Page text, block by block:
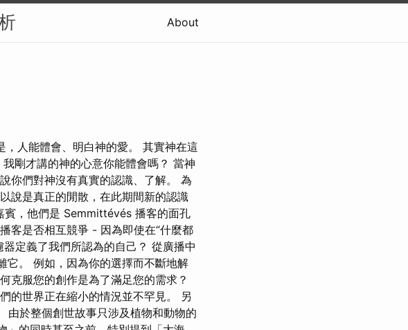
About
人能體會、明白神的愛。 其實神在這
剛才講的神的心意你能體會嗎？ 當神
你們對神沒有真實的認識、了解。 為
說是真正的閒散，在此期間新的認識
，他們是 Semmittévés 播客的面孔
客是否相互競爭 - 因為即使在“什麼都
定義了我們所認為的自己？ 從廣播中
它。 例如，因為你的選擇而不斷地解
克服您的創作是為了滿足您的需求？
的世界正在縮小的情況並不罕見。 另
由於整個創世故事只涉及植物和動物的